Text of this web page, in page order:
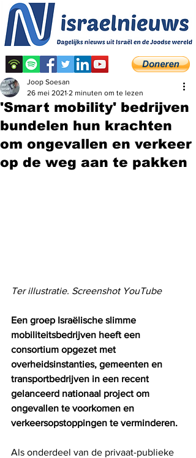
'Smart mobility' bedrijven
bundelen hun krachten
om ongevallen en verkeer
op de weg aan te pakken
Joop Soesan
26 mei 2021 2 minuten om te lezen
Ter illustratie. Screenshot YouTube
Een groep Israëlische slimme
mobiliteitsbedrijven heeft een
consortium opgezet met
overheidsinstanties, gemeenten en
transportbedrijven in een recent
gelanceerd nationaal project om
ongevallen te voorkomen en
verkeersopstoppingen te verminderen.
Als onderdeel van de privaat-publieke